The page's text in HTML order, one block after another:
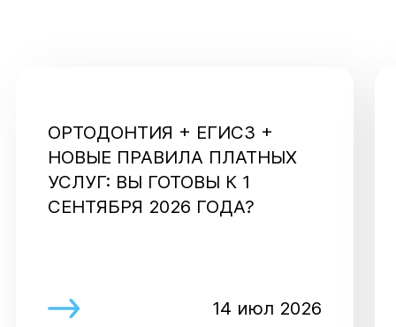
ОРТОДОНТИЯ + ЕГИСЗ +
НОВЫЕ ПРАВИЛА ПЛАТНЫХ
УСЛУГ: ВЫ ГОТОВЫ К 1
СЕНТЯБРЯ 2026 ГОДА?
14 июл 2026